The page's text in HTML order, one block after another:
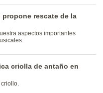
rescate de la
aspectos importantes
criolla de antaño en